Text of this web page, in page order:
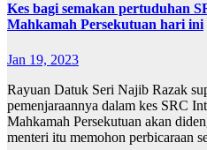
Kes bagi semakan pertuduhan
Mahkamah Persekutuan hari ini
Jan 19, 2023
Rayuan Datuk Seri Najib Razak
pemenjaraannya dalam kes SRC
Mahkamah Persekutuan akan
menteri itu memohon perbicaraan